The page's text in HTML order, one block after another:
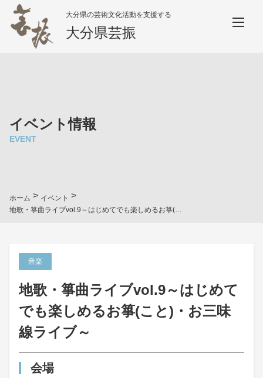
大分県の芸術文化活動を支援する
大分県芸振
イベント情報
EVENT
ホーム > イベント >
地歌・箏曲ライブvol.9～はじめてでも楽しめるお箏(こと)・お三味線ライブ～
音楽
地歌・箏曲ライブvol.9～はじめて
でも楽しめるお箏(こと)・お三味
線ライブ～
会場